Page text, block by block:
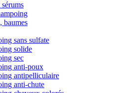
baumes
sans sulfate
solide
sec
anti-poux
antipelliculaire
anti-chute